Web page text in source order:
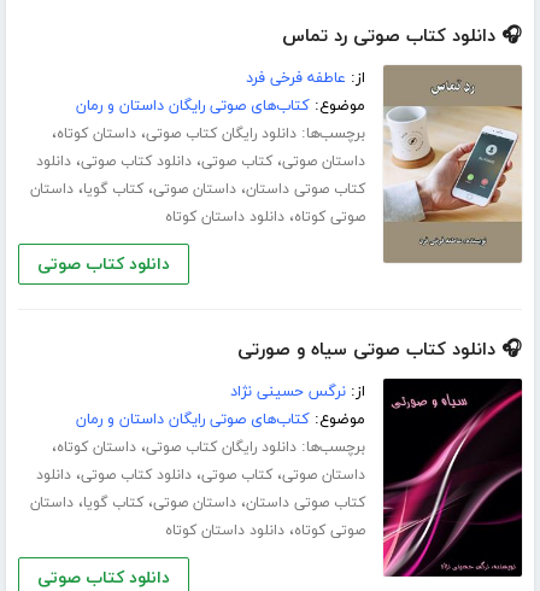
🎧 دانلود کتاب صوتی رد تماس
از: عاطفه فرخی فرد
موضوع:کتاب‌های صوتی رایگان داستان و رمان
برچسب‌ها:دانلود رایگان کتاب صوتی،داستان کوتاه،
داستان صوتی،کتاب صوتی،دانلود کتاب صوتی،دانلود
کتاب صوتی داستان،داستان صوتی،کتاب گویا،داستان
صوتی کوتاه،دانلود داستان کوتاه
دانلود کتاب صوتی
🎧 دانلود کتاب صوتی سیاه و صورتی
از:نرگس حسینی نژاد
موضوع:کتاب‌های صوتی رایگان داستان و رمان
برچسب‌ها:دانلود رایگان کتاب صوتی،داستان کوتاه،
داستان صوتی،کتاب صوتی،دانلود کتاب صوتی،دانلود
کتاب صوتی داستان،داستان صوتی،کتاب گویا،داستان
صوتی کوتاه،دانلود داستان کوتاه
دانلود کتاب صوتی